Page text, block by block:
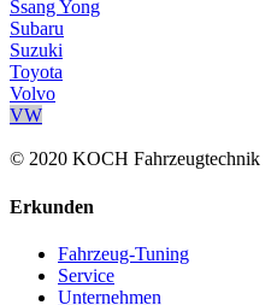
Ssang Yong
Subaru
Suzuki
Toyota
Volvo
VW
© 2020 KOCH Fahrzeugtechnik
Erkunden
Fahrzeug-Tuning
Service
Unternehmen